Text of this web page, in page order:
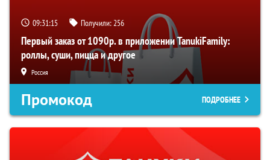
09:31:15 Получили:256
Первый заказ от 1090р. в приложении TanukiFamily:
роллы, суши, пицца и другое
Россия
Промокод ПОДРОБНЕЕ